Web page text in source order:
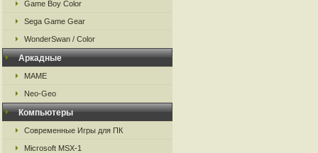
Game Boy Color
Sega Game Gear
WonderSwan / Color
Аркадные
MAME
Neo-Geo
Компьютеры
Современные Игры для ПК
Microsoft MSX-1